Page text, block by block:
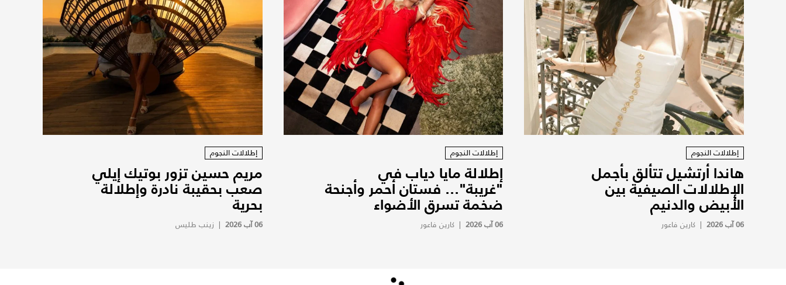
إطلالات النجوم
هاندا أرتشيل تتألق بأجمل
الإطلالات الصيفية بين
الأبيض والدنيم
06 آب 2026 | كارين فاعور
إطلالات النجوم
إطلالة مايا دياب في
"غريبة"... فستان أحمر وأجنحة
ضخمة تسرق الأضواء
06 آب 2026 | كارين فاعور
إطلالات النجوم
مريم حسين تزور بوتيك إيلي
صعب بحقيبة نادرة وإطلالة
بحرية
06 آب 2026 | زينب طليس